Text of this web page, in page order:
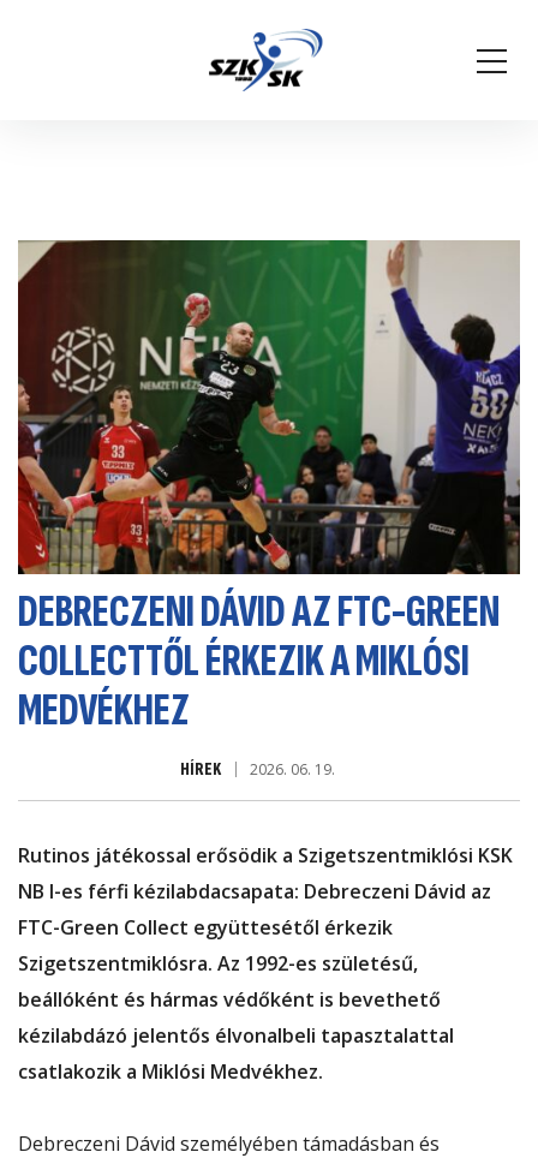
DEBRECZENI DÁVID AZ FTC-GREEN
COLLECTTŐL ÉRKEZIK A MIKLÓSI
MEDVÉKHEZ
HÍREK 2026. 06. 19.
Rutinos játékossal erősödik a Szigetszentmiklósi KSK
NB I-es férfi kézilabdacsapata: Debreczeni Dávid az
FTC-Green Collect együttesétől érkezik
Szigetszentmiklósra. Az 1992-es születésű,
beállóként és hármas védőként is bevethető
kézilabdázó jelentős élvonalbeli tapasztalattal
csatlakozik a Miklósi Medvékhez.
Debreczeni Dávid személyében támadásban és